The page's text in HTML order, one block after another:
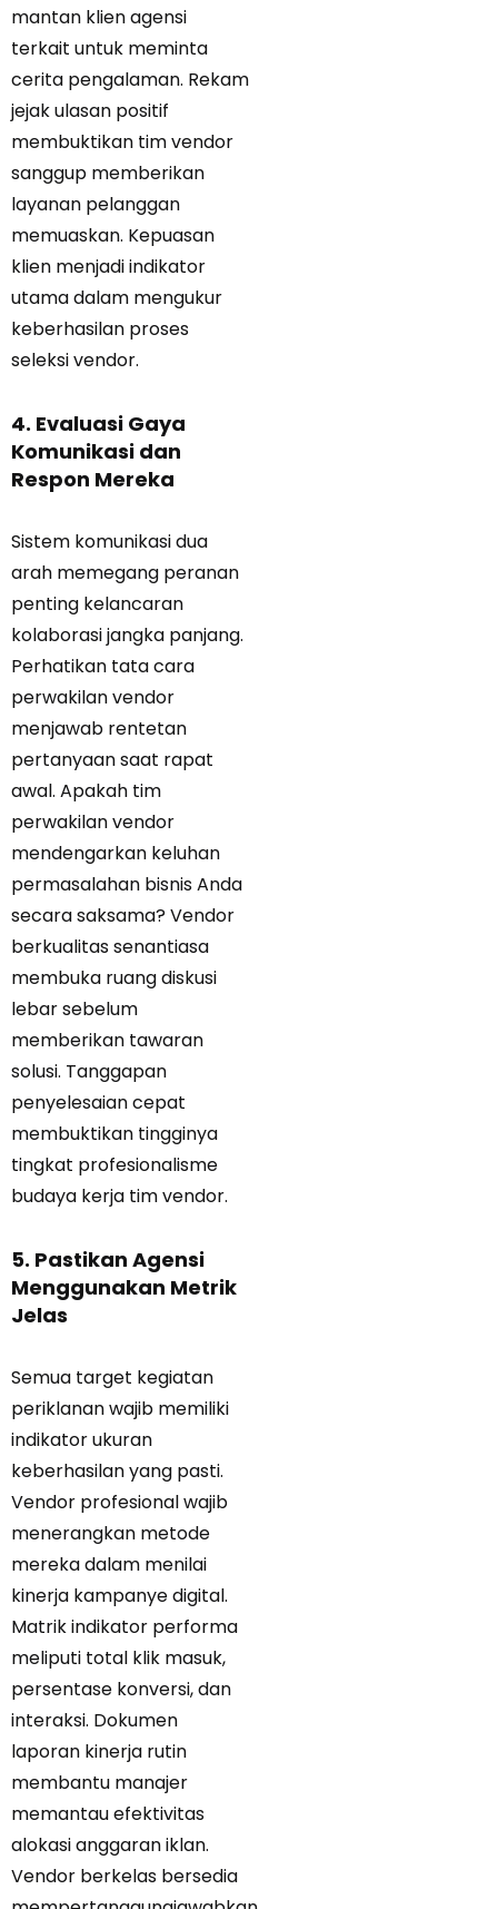
mantan klien agensi
terkait untuk meminta
cerita pengalaman. Rekam
jejak ulasan positif
membuktikan tim vendor
sanggup memberikan
layanan pelanggan
memuaskan. Kepuasan
klien menjadi indikator
utama dalam mengukur
keberhasilan proses
seleksi vendor.
4. Evaluasi Gaya
Komunikasi dan
Respon Mereka
Sistem komunikasi dua
arah memegang peranan
penting kelancaran
kolaborasi jangka panjang.
Perhatikan tata cara
perwakilan vendor
menjawab rentetan
pertanyaan saat rapat
awal. Apakah tim
perwakilan vendor
mendengarkan keluhan
permasalahan bisnis Anda
secara saksama? Vendor
berkualitas senantiasa
membuka ruang diskusi
lebar sebelum
memberikan tawaran
solusi. Tanggapan
penyelesaian cepat
membuktikan tingginya
tingkat profesionalisme
budaya kerja tim vendor.
5. Pastikan Agensi
Menggunakan Metrik
Jelas
Semua target kegiatan
periklanan wajib memiliki
indikator ukuran
keberhasilan yang pasti.
Vendor profesional wajib
menerangkan metode
mereka dalam menilai
kinerja kampanye digital.
Matrik indikator performa
meliputi total klik masuk,
persentase konversi, dan
interaksi. Dokumen
laporan kinerja rutin
membantu manajer
memantau efektivitas
alokasi anggaran iklan.
Vendor berkelas bersedia